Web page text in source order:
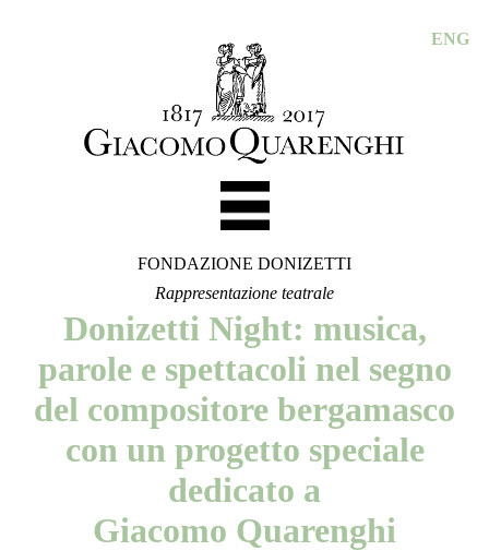
ENG
FONDAZIONE DONIZETTI
Rappresentazione teatrale
Donizetti Night: musica,
parole e spettacoli nel segno
del compositore bergamasco
con un progetto speciale
dedicato a
Giacomo Quarenghi